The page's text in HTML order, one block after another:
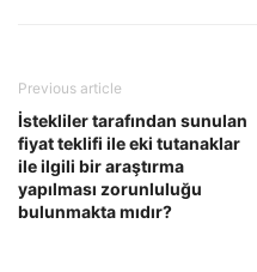
Previous article
İstekliler tarafından sunulan
fiyat teklifi ile eki tutanaklar
ile ilgili bir araştırma
yapılması zorunluluğu
bulunmakta mıdır?